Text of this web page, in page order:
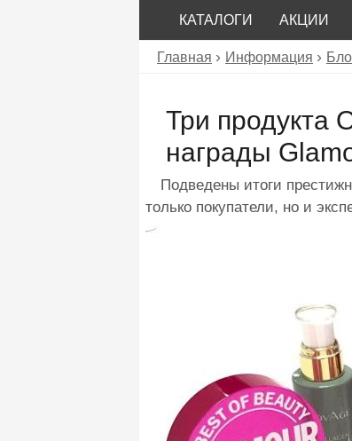
КАТАЛОГИ АКЦИИ
Главная Информация
Три продукта
награды
Подведены итоги
только покупатели, но и